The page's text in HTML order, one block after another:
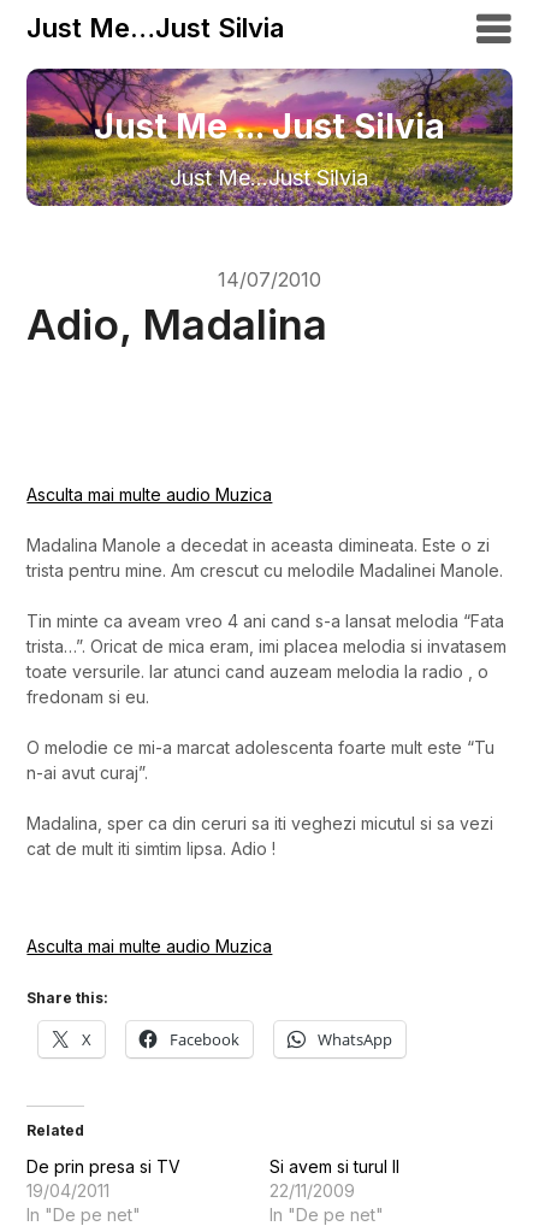
Just Me…Just Silvia
Just Me ... Just Silvia
Just Me…Just Silvia
14/07/2010
Adio, Madalina
Asculta mai multe audio Muzica
Madalina Manole a decedat in aceasta dimineata. Este o zi
trista pentru mine. Am crescut cu melodile Madalinei Manole.
Tin minte ca aveam vreo 4 ani cand s-a lansat melodia “Fata
trista…”. Oricat de mica eram, imi placea melodia si invatasem
toate versurile. Iar atunci cand auzeam melodia la radio , o
fredonam si eu.
O melodie ce mi-a marcat adolescenta foarte mult este “Tu
n-ai avut curaj”.
Madalina, sper ca din ceruri sa iti veghezi micutul si sa vezi
cat de mult iti simtim lipsa. Adio !
Asculta mai multe audio Muzica
Share this:
X Facebook WhatsApp
Related
De prin presa si TV
19/04/2011
In "De pe net"
Si avem si turul II
22/11/2009
In "De pe net"